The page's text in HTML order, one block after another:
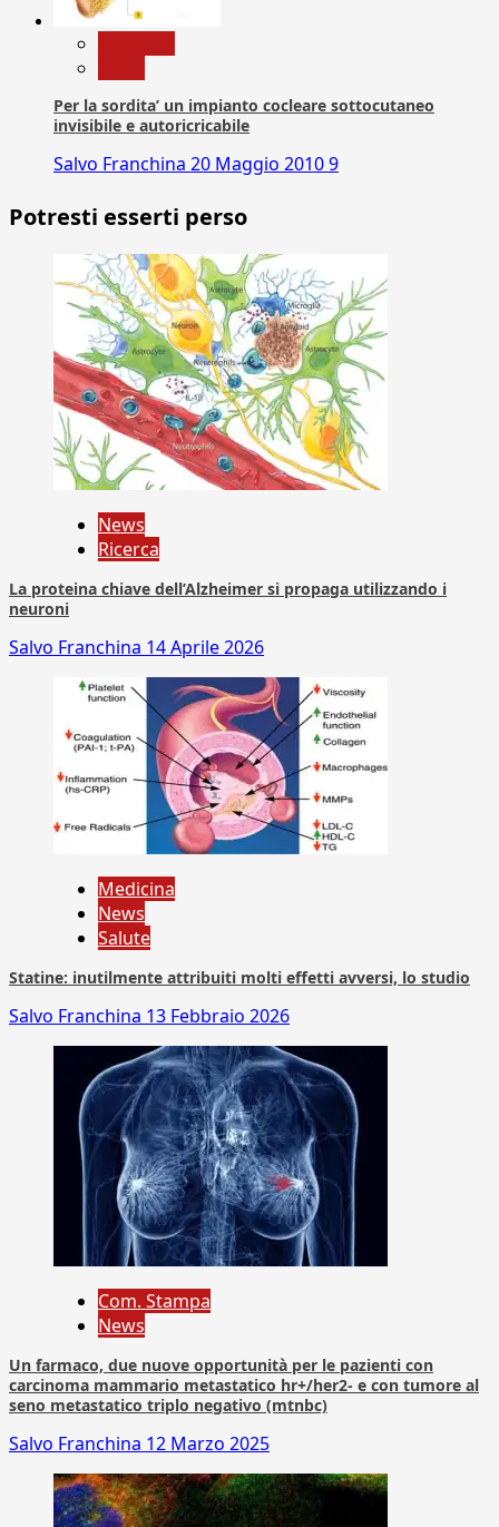
Per la sordita’ un impianto cocleare sottocutaneo
invisibile e autoricricabile
Salvo Franchina 20 Maggio 20109
Potresti esserti perso
News
Ricerca
La proteina chiave dell’Alzheimer si propaga utilizzando i
neuroni
Salvo Franchina 14 Aprile 2026
Medicina
News
Salute
Statine: inutilmente attribuiti molti effetti avversi, lo studio
Salvo Franchina 13 Febbraio 2026
Com. Stampa
News
Un farmaco, due nuove opportunità per le pazienti con
carcinoma mammario metastatico hr+/her2- e con tumore al
seno metastatico triplo negativo (mtnbc)
Salvo Franchina 12 Marzo 2025